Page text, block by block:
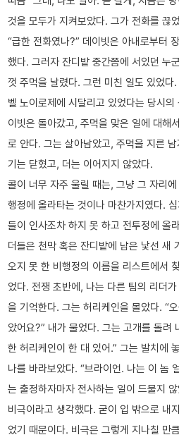
것을 모두가 지켜보았다. 그가 전화를 끊
“급한 전화였나?” 데이빗은 아내로부터
했다. 그러자 잔디밭 중간쯤에 서있던 누
껏 주먹을 날렸다. 그런 미친 일도 있었
벨 노이로제에 시달리고 있었다는 당시의
이빗은 돌아갔고, 주먹을 맞은 일에 대해
로 안다. 그는 살아남았고, 주먹을 지른
기는 닫혔고, 더는 이어지지 않았다.
콜이 너무 자주 울릴 때는, 그냥 그 자리
행정에 올라타는 것이나 마찬가지였다.
들이 인사조차 하지 못 하고 전투정에 올
더들은 천막 혹은 잔디밭에 남은 낯선 새
오지 못 한 비행정의 이름을 리스트에서
었다. 전쟁 초반에, 나는 다른 팀의 리더
을 기억한다. 그는 허리케인을 몰았다. “
았어요?” 내가 물었다. 그는 고개를 돌려
한 허리케인이 한 대 있어.” 그는 발치에
나를 바라보았다. “브라이언. 나는 이 놈
는 출정하자마자 전사하는 일이 드물지
비극이라고 생각했다. 굳이 입 밖으로 내
었기 때문이다. 비극은 그렇게 지나칠 만